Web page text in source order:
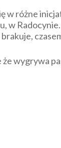
w różne
w Radocynie.
brakuje,
że wygrywa